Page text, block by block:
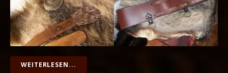
WEITERLESEN...